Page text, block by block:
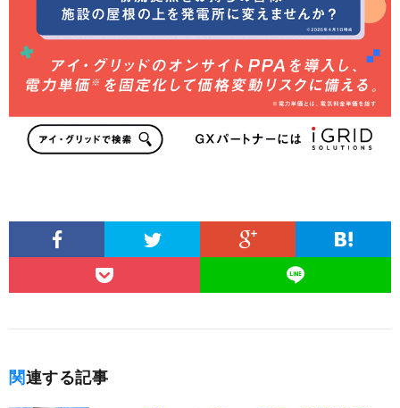
関連する記事